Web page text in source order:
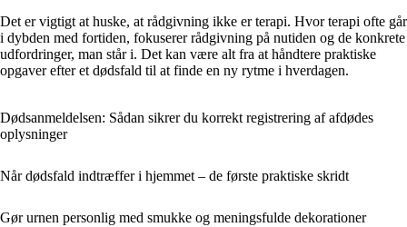
Det er vigtigt at huske, at rådgivning ikke er terapi. Hvor terapi ofte går
i dybden med fortiden, fokuserer rådgivning på nutiden og de konkrete
udfordringer, man står i. Det kan være alt fra at håndtere praktiske
opgaver efter et dødsfald til at finde en ny rytme i hverdagen.
Dødsanmeldelsen: Sådan sikrer du korrekt registrering af afdødes
oplysninger
Når dødsfald indtræffer i hjemmet – de første praktiske skridt
Gør urnen personlig med smukke og meningsfulde dekorationer